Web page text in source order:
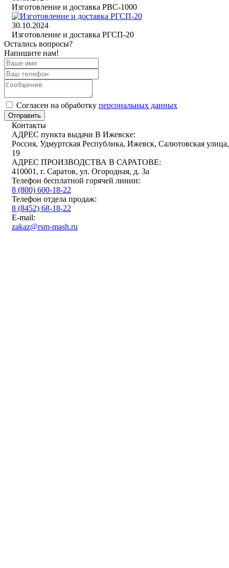
Изготовление и доставка РВС-1000
30.10.2024
Изготовление и доставка РГСП-20
Остались вопросы?
Напишите нам!
Cогласен на обработку персональных данных
Отправить
Контакты
АДРЕС пункта выдачи В Ижевске:
Россия, Удмуртская Республика, Ижевск, Салютовская улица,
19
АДРЕС ПРОИЗВОДСТВА В САРАТОВЕ:
410001, г. Саратов, ул. Огородная, д. 3а
Телефон бесплатной горячей линии:
8 (800) 600-18-22
Телефон отдела продаж:
8 (8452) 68-18-22
E-mail:
zakaz@rsm-mash.ru